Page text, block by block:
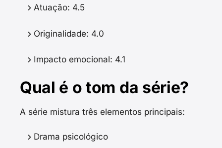
Atuação: 4.5
Originalidade: 4.0
Impacto emocional: 4.1
Qual é o tom da série?
A série mistura três elementos principais:
Drama psicológico